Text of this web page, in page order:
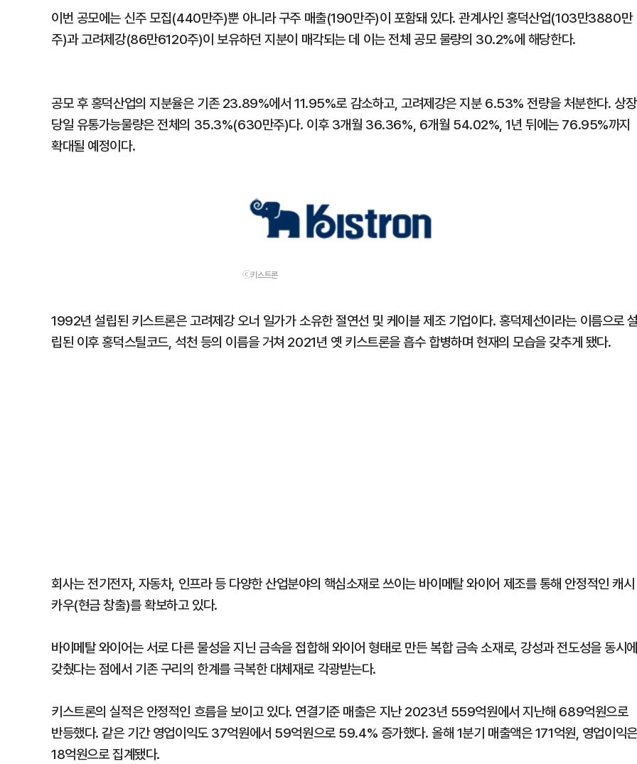
이번 공모에는 신주 모집(440만주)뿐 아니라 구주 매출(190만주)이 포함돼 있다. 관계사인 홍덕산업(103만3880만
주)과 고려제강(86만6120주)이 보유하던 지분이 매각되는 데 이는 전체 공모 물량의 30.2%에 해당한다.
공모 후 홍덕산업의 지분율은 기존 23.89%에서 11.95%로 감소하고, 고려제강은 지분 6.53% 전량을 처분한다. 상장
당일 유통가능물량은 전체의 35.3%(630만주)다. 이후 3개월 36.36%, 6개월 54.02%, 1년 뒤에는 76.95%까지
확대될 예정이다.
ⓒ키스트론
1992년 설립된 키스트론은 고려제강 오너 일가가 소유한 절연선 및 케이블 제조 기업이다. 홍덕제선이라는 이름으로
립된 이후 홍덕스틸코드, 석천 등의 이름을 거쳐 2021년 옛 키스트론을 흡수 합병하며 현재의 모습을 갖추게 됐다.
회사는 전기전자, 자동차, 인프라 등 다양한 산업분야의 핵심소재로 쓰이는 바이메탈 와이어 제조를 통해 안정적인 캐시
카우(현금 창출)를 확보하고 있다.
바이메탈 와이어는 서로 다른 물성을 지닌 금속을 접합해 와이어 형태로 만든 복합 금속 소재로, 강성과 전도성을 동시
갖췄다는 점에서 기존 구리의 한계를 극복한 대체재로 각광받는다.
키스트론의 실적은 안정적인 흐름을 보이고 있다. 연결기준 매출은 지난 2023년 559억원에서 지난해 689억원으로
반등했다. 같은 기간 영업이익도 37억원에서 59억원으로 59.4% 증가했다. 올해 1분기 매출액은 171억원, 영업이익은
18억원으로 집계됐다.